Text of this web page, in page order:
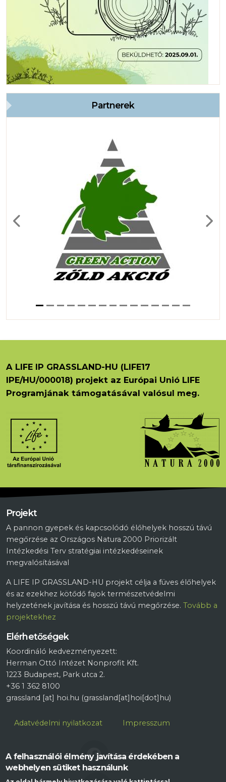
Partnerek
Previous Next
A LIFE IP GRASSLAND-HU (LIFE17
IPE/HU/000018) projekt az Európai Unió LIFE
Programjának támogatásával valósul meg.
Projekt
A pannon gyepek és kapcsolódó élőhelyek hosszú távú
megőrzése az Országos Natura 2000 Priorizált
Intézkedési Terv stratégiai intézkedéseinek
megvalósításával
A LIFE IP GRASSLAND-HU projekt célja a füves élőhelyek
és az ezekhez kötődő fajok természetvédelmi
helyzetének javítása és hosszú távú megőrzése. Tovább a
projektekhez
Elérhetőségek
Koordináló kedvezményezett:
Herman Ottó Intézet Nonprofit Kft.
1223 Budapest, Park utca 2.
+36 1 362 8100
grassland [at] hoi.hu (grassland[at]hoi[dot]hu)
Lábléc
Adatvédelmi nyilatkozat Impresszum
FACEBOOK
A felhasználói élmény javítása érdekében a
webhelyen sütiket használunk